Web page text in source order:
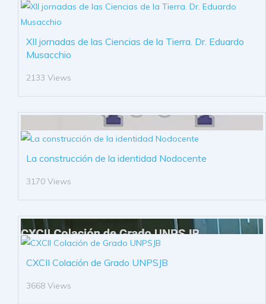
XII jornadas de las Ciencias de la Tierra. Dr. Eduardo
Musacchio
2133 Views
La construcción de la identidad Nodocente
3170 Views
CXCII Colación de Grado UNPSJB
3668 Views